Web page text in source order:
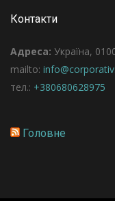
Контакти
Адреса: Україна,
mailto:
тел.: +380680628975
Головне